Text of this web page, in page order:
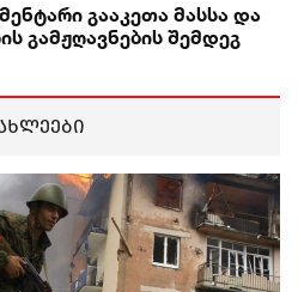
გააკეთა მასსა და
გამჟღავნების შემდეგ